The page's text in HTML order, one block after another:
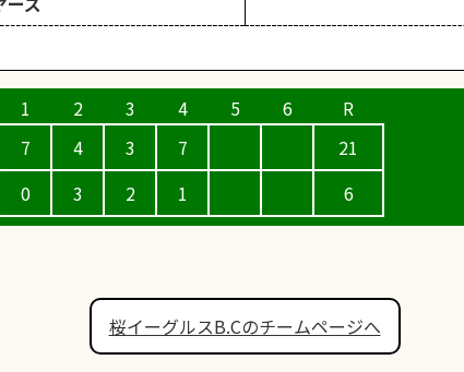
7
0
4
3
3
2
7
1
21
6
桜イーグルスB.Cのチームページへ